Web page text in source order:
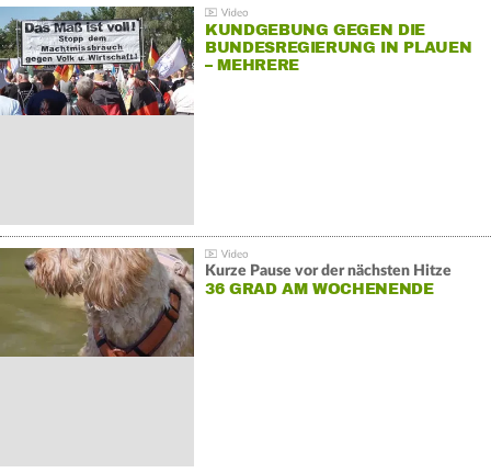
KUNDGEBUNG GEGEN DIE
BUNDESREGIERUNG IN PLAUEN
– MEHRERE
Kurze Pause vor der nächsten Hitze
36 GRAD AM WOCHENENDE